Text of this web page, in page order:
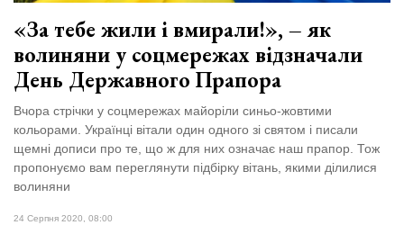
«За тебе жили і вмирали!», – як
волиняни у соцмережах відзначали
День Державного Прапора
Вчора стрічки у соцмережах майоріли синьо-жовтими
кольорами. Українці вітали один одного зі святом і писали
щемні дописи про те, що ж для них означає наш прапор. Тож
пропонуємо вам переглянути підбірку вітань, якими ділилися
волиняни
24 Серпня 2020, 08:00